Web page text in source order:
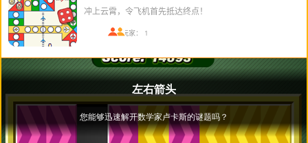
冲上云霄，令飞机首先抵达终点！
在线玩家： 1